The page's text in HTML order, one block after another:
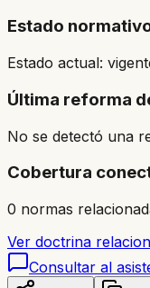
Estado
Estado actual:
Última reforma
No se detectó una
Cobertura
0 normas
Ver doctrina
Consultar al